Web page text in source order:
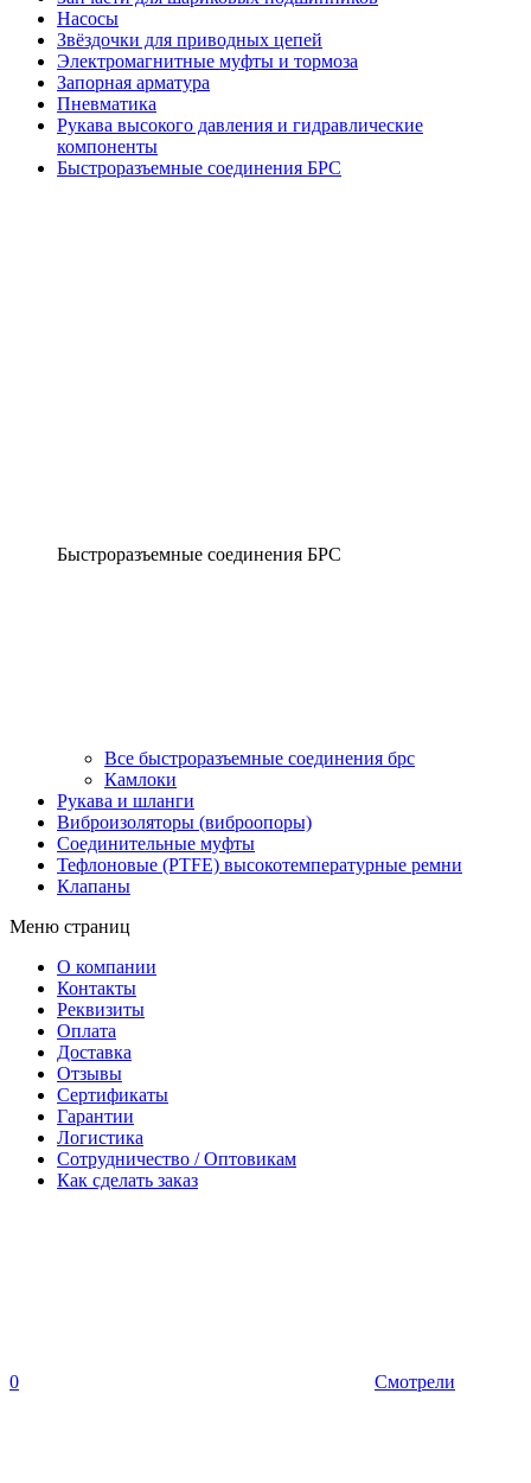
Насосы
Звёздочки для приводных цепей
Электромагнитные муфты и тормоза
Запорная арматура
Пневматика
Рукава высокого давления и гидравлические
компоненты
Быстроразъемные соединения БРС
Быстроразъемные соединения БРС
Все быстроразъемные соединения брс
Камлоки
Рукава и шланги
Виброизоляторы (виброопоры)
Соединительные муфты
Тефлоновые (PTFE) высокотемпературные ремни
Клапаны
Меню страниц
О компании
Контакты
Реквизиты
Оплата
Доставка
Отзывы
Сертификаты
Гарантии
Логистика
Сотрудничество / Оптовикам
Как сделать заказ
0 Смотрели